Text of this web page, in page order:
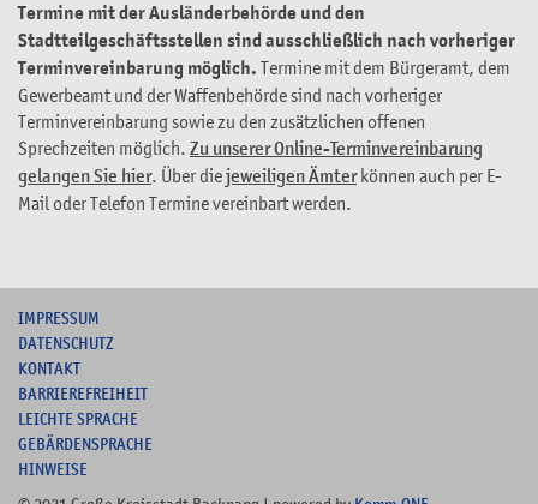
Termine mit der Ausländerbehörde und den
Stadtteilgeschäftsstellen sind ausschließlich nach vorheriger
Terminvereinbarung möglich. Termine mit dem Bürgeramt, dem
Gewerbeamt und der Waffenbehörde sind nach vorheriger
Terminvereinbarung sowie zu den zusätzlichen offenen
Sprechzeiten möglich. Zu unserer Online-Terminvereinbarung
gelangen Sie hier. Über diejeweiligen Ämterkönnen auch per E-
Mail oder Telefon Termine vereinbart werden.
IMPRESSUM
DATENSCHUTZ
KONTAKT
BARRIEREFREIHEIT
LEICHTE SPRACHE
GEBÄRDENSPRACHE
HINWEISE